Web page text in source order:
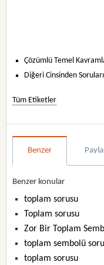
Çözümlü Temel
Diğeri Cinsinden Soruları
Tüm Etiketler
Benzer
Benzer konular
toplam sorusu
Toplam sorusu
Zor Bir Toplam
toplam sembolü
toplam sorusu